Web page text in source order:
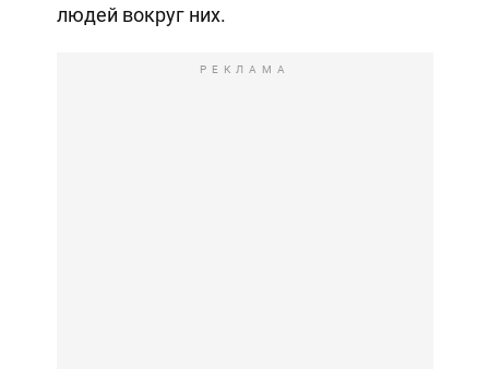
людей вокруг них.
РЕКЛАМА